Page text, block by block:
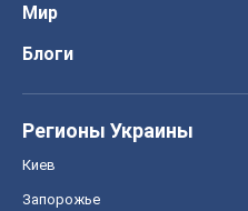
Мир
Блоги
Регионы Украины
Киев
Запорожье